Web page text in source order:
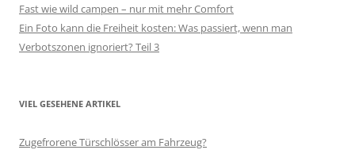
Fast wie wild campen – nur mit mehr Comfort
Ein Foto kann die Freiheit kosten: Was passiert, wenn man
Verbotszonen ignoriert? Teil 3
VIEL GESEHENE ARTIKEL
Zugefrorene Türschlösser am Fahrzeug?